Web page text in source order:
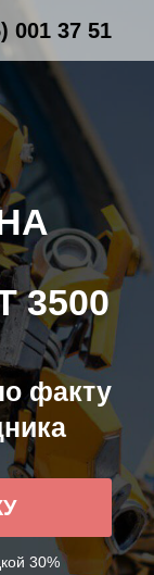
001 37 51
3500
факту
30%